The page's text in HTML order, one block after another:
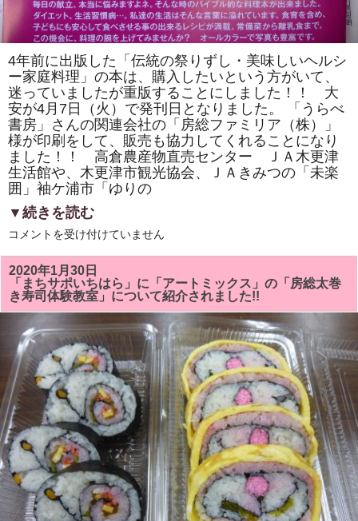
4年前に出版した「伝統の祭りずし・美味しいヘルシ
ー家庭料理」の本は、購入したいという方がいて、
迷っていましたが重版することにしました！！ 大
安が4月7日（火）で発刊日となりました。 「うらべ
書房」さんの関連会社の「房総ファミリア（株）」
様が印刷をして、販売も協力してくれることになり
ました！！ 高倉農産物直売センター ＪＡ木更津
生活館や、木更津市観光協会、ＪＡきみつの「未楽
囲」袖ケ浦市「ゆりの
▼続きを読む
「伝
の
祭
り
ず
し．
美
い
ヘ
ル
シ
ー
家
庭
料
理」
の
本
は
「房
総
フ
ァ
コメントを受け付けていません
2020年1月30日
「まちサポいちはら」に「アートミックス」の「房総太巻
き寿司体験教室」について紹介されました!!